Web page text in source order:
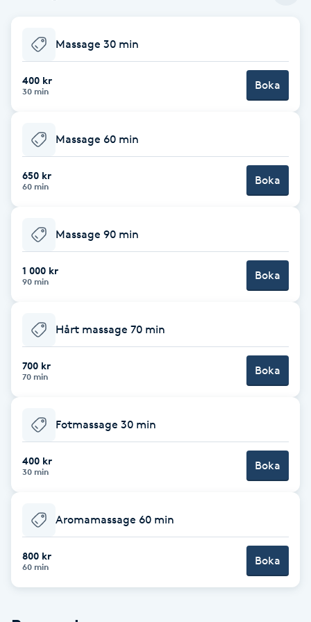
Balayage
Barber
Barnklippning
Bottenfärg
Brynformning
Brynfärgning
Color correction
Massage 30 min
400 kr
30 min Boka
Massage 60 min
650 kr
60 min Boka
Massage 90 min
1 000 kr
90 min Boka
Hårt massage 70 min
700 kr
70 min Boka
Fotmassage 30 min
400 kr
30 min Boka
Aromamassage 60 min
800 kr
60 min Boka